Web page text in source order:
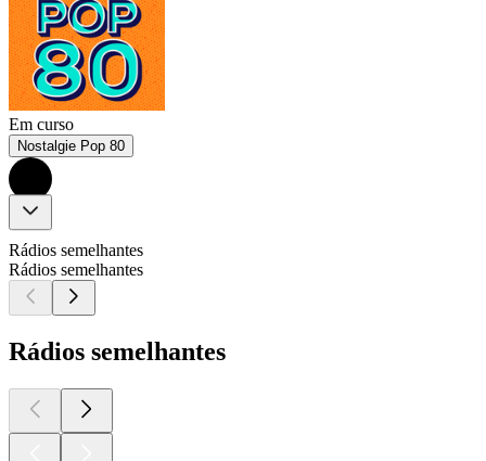
Em curso
Nostalgie Pop 80
Rádios semelhantes
Rádios semelhantes
Rádios semelhantes